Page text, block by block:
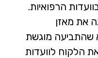
הרפואיות.
את מאזן
שהתביעה מוגשת
הלקוח לוועדות